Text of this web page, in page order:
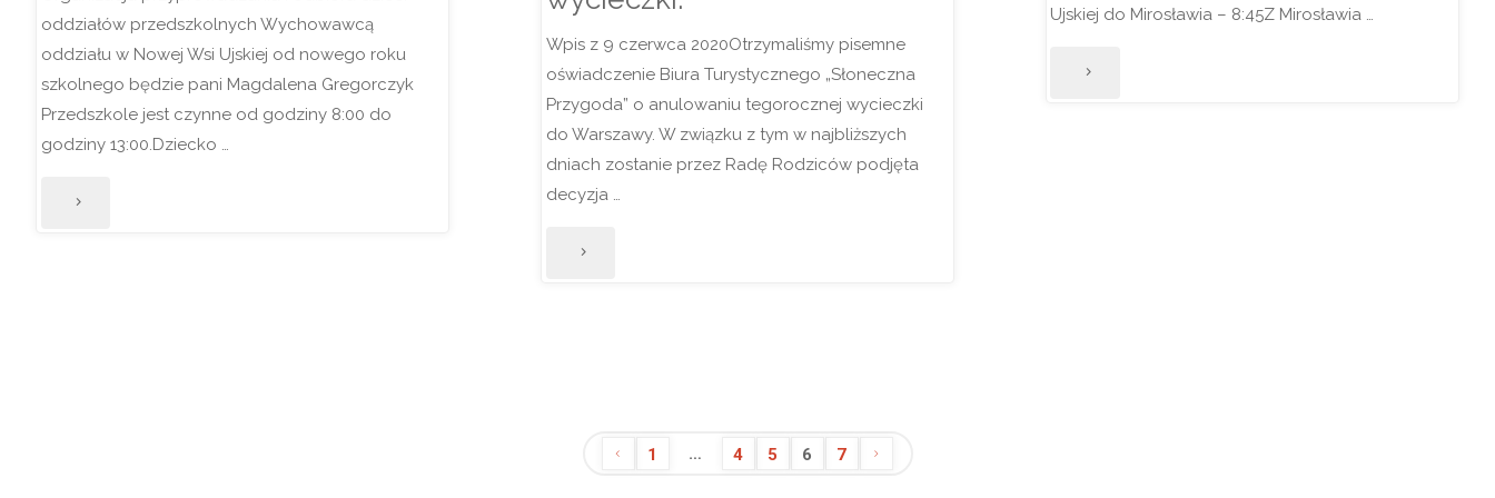
i
przywozy"
Ujskiej do Mirosławia – 8:45Z Mirosławia …
oddziałów przedszkolnych Wychowawcą
oddziału w Nowej Wsi Ujskiej od nowego roku
szkolnego będzie pani Magdalena Gregorczyk
Przedszkole jest czynne od godziny 8:00 do
godziny 13:00.Dziecko …
Wpis z 9 czerwca 2020Otrzymaliśmy pisemne
oświadczenie Biura Turystycznego „Słoneczna
Przygoda” o anulowaniu tegorocznej wycieczki
do Warszawy. W związku z tym w najbliższych
dniach zostanie przez Radę Rodziców podjęta
decyzja …
"Anulowano
1 … 4 5 6 7